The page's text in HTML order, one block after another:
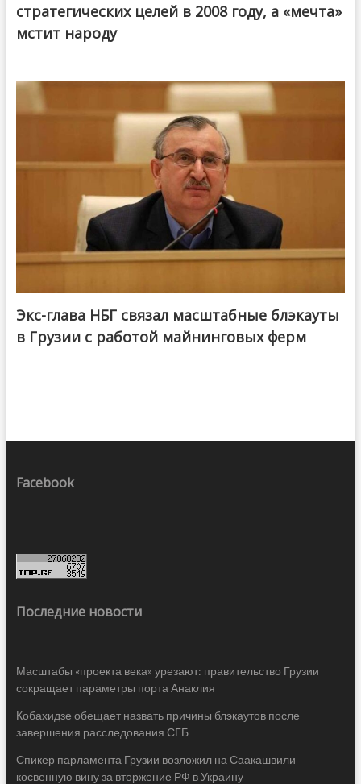
стратегических целей в 2008 году, а «мечта»
мстит народу
Экс-глава НБГ связал масштабные блэкауты
в Грузии с работой майнинговых ферм
Facebook
Последние новости
Масштабы «проекта века» урезают: правительство Грузии
сокращает параметры порта Анаклия
Кобахидзе обещает назвать причины блэкаутов после
завершения расследования СГБ
Спикер парламента Грузии возложил на Саакашвили
косвенную вину за вторжение РФ в Украину